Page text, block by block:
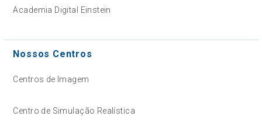
Academia Digital Einstein
Nossos Centros
Centros de Imagem
Centro de Simulação Realística